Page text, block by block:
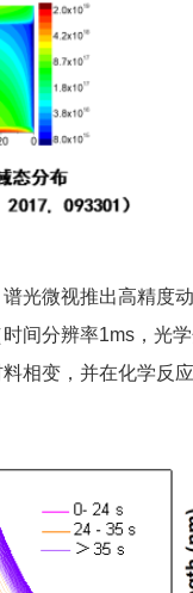
光微视推出高精度
间分辨率1ms，光
相变，并在化学反